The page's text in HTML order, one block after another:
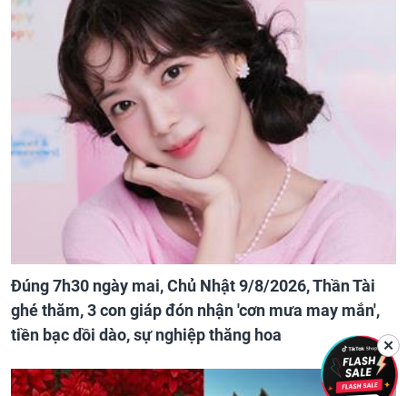
Đúng 7h30 ngày mai, Chủ Nhật 9/8/2026, Thần Tài
ghé thăm, 3 con giáp đón nhận 'cơn mưa may mắn',
tiền bạc dồi dào, sự nghiệp thăng hoa
✕